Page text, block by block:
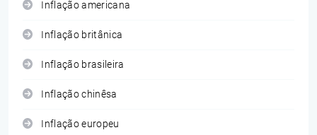
Inflação americana
Inflação britânica
Inflação brasileira
Inflação chinêsa
Inflação europeu